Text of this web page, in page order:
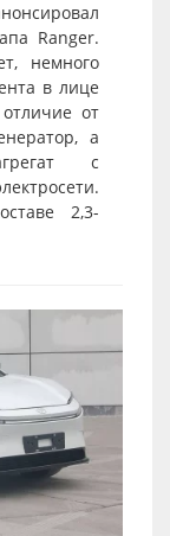
Ranger.
немного
в лице
от
а
с
2,3-